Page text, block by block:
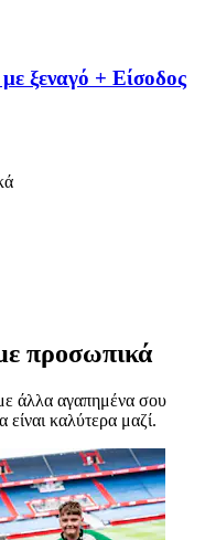
ξεναγό + Είσοδος
προσωπικά
άλλα αγαπημένα σου
καλύτερα μαζί.